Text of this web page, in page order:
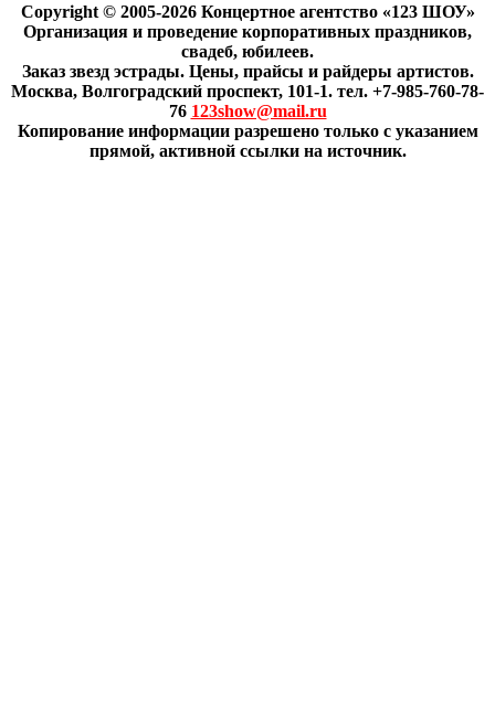
Copyright © 2005-2026 Концертное агентство «123 ШОУ»
Организация и проведение корпоративных праздников,
свадеб, юбилеев.
Заказ звезд эстрады. Цены, прайсы и райдеры артистов.
Москва, Волгоградский проспект, 101-1. тел. +7-985-760-78-
76 123show@mail.ru
Копирование информации разрешено только с указанием
прямой, активной ссылки на источник.